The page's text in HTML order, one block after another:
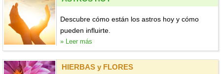
Descubre cómo están los astros hoy y cómo
pueden influirte.
» Leer más
HIERBAS y FLORES